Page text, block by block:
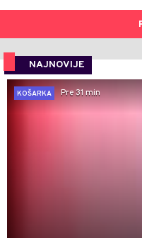
NAJNOVIJE
KOŠARKA
Pre 31 min